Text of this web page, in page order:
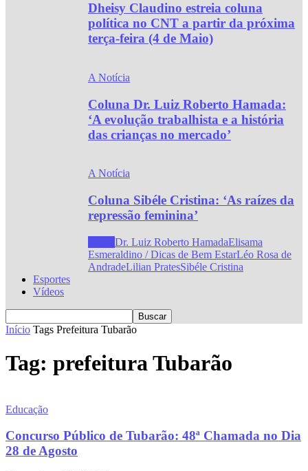
Dheisy Claudino estreia coluna
política no CNT a partir da próxima
terça-feira (4 de Maio)
A Notícia
Coluna Dr. Luiz Roberto Hamada:
‘A evolução trabalhista e a história
das crianças no mercado’
A Notícia
Coluna Sibéle Cristina: ‘As raízes da
repressão feminina’
Dr. Luiz Roberto HamadaElisama
Esmeraldino / Dicas de Bem EstarLéo Rosa de
AndradeLilian PratesSibéle Cristina
Esportes
Vídeos
Início Tags Prefeitura Tubarão
Tag: prefeitura Tubarão
Educação
Concurso Público de Tubarão: 48ª Chamada no Dia
28 de Agosto